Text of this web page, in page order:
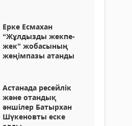
Ерке Есмахан
“Жұлдызды жекпе-
жек” жобасының
жеңімпазы атанды
Астанада ресейлік
және отандық
әншілер Батырхан
Шүкеновты еске